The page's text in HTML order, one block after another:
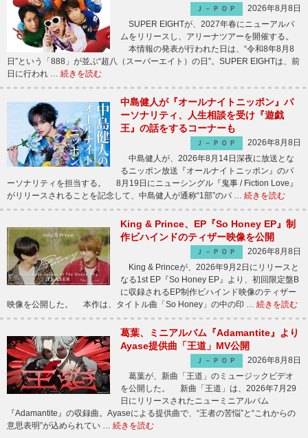
Ｊ－ＰＯＰ
2026年8月8日
SUPER EIGHTが、2027年春にニューアルバ
ムをリリースし、アリーナツアーを開催する。
本情報の発表が行われた日は、“令和8年8月8
日”という「888」が並ぶ“超八（スーパーエイト）の日”。SUPER EIGHTは、前
日に行われ … 続きを読む
中島健人が『オールナイトニッポン』パ
ーソナリティ、人生相談を受け『遊戯
王』の話をするコーナーも
Ｊ－ＰＯＰ
2026年8月8日
中島健人が、2026年8月14日深夜に放送とな
るニッポン放送『オールナイトニッポン』のパ
ーソナリティを担当する。 8月19日にニューシングル『鬼事 / Fiction Love』
がリリースされることを記念して、中島健人が通称“1部”のパ … 続きを読む
King & Prince、EP『So Honey EP』制
作ビハインドのティザー映像を公開
Ｊ－ＰＯＰ
2026年8月8日
King & Princeが、2026年9月2日にリリースと
なる1st EP『So Honey EP』より、初回限定盤B
に収録されるEP制作ビハインド映像のティザー
映像を公開した。 本作は、タイトル曲「So Honey」の中の印 … 続きを読む
葛葉、ミニアルバム『Adamantite』より
Ayase提供曲「王道」MV公開
Ｊ－ＰＯＰ
2026年8月8日
葛葉が、新曲「王道」のミュージックビデオ
を公開した。 新曲「王道」は、2026年7月29
日にリリースされたニューミニアルバム
『Adamantite』の収録曲。Ayaseによる提供曲で、“王者の苦悩”と“これからの
意思表明”が込められてい … 続きを読む